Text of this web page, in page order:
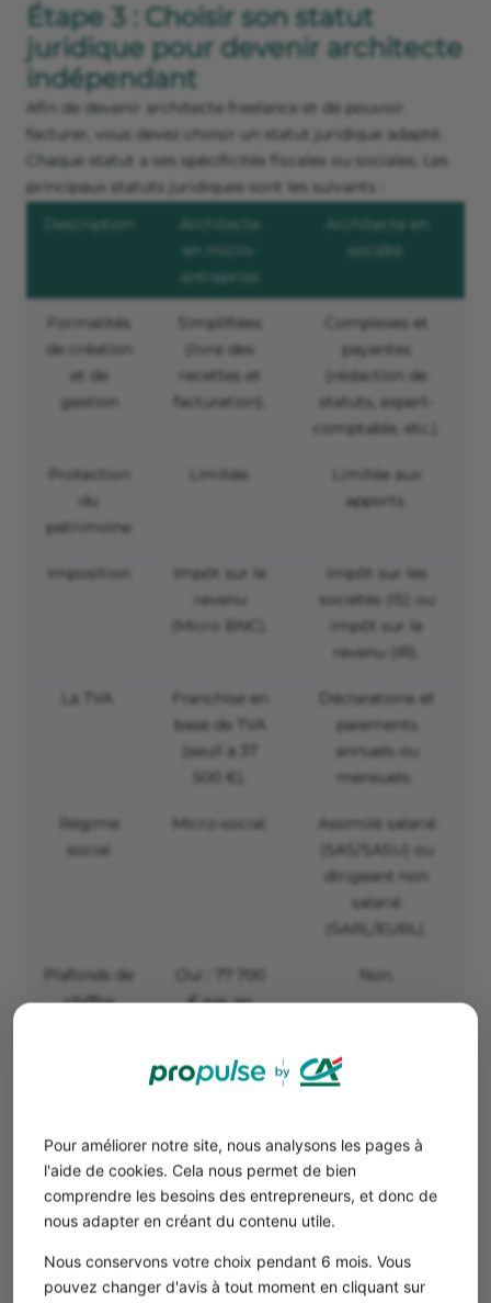
Pour améliorer notre site, nous analysons les pages à
l'aide de cookies. Cela nous permet de bien
comprendre les besoins des entrepreneurs, et donc de
nous adapter en créant du contenu utile.
Nous conservons votre choix pendant 6 mois. Vous
pouvez changer d'avis à tout moment en cliquant sur
Étape 3 : Choisir son statut
juridique pour devenir architecte
indépendant
Afin de devenir architecte freelance et de pouvoir
facturer, vous devez choisir un statut juridique adapté.
Chaque statut a ses spécificités fiscales ou sociales. Les
principaux statuts juridiques sont les suivants :
Description
Architecte
en micro-
entreprise
Architecte en
société
Formalités
de création
et de
gestion
Simplifiées
(livre des
recettes et
facturation).
Complexes et
payantes
(rédaction de
statuts, expert-
comptable, etc.).
Protection
du
patrimoine
Limitée.
Limitée aux
apports.
Imposition
Impôt sur le
revenu
(Micro BNC).
Impôt sur les
sociétés (IS) ou
impôt sur le
revenu (IR).
La TVA
Franchise en
base de TVA
(seuil à 37
500 €).
Déclarations et
paiements
annuels ou
mensuels.
Régime
social
Micro-social.
Assimilé salarié
(SAS/SASU) ou
dirigeant non
salarié
(SARL/EURL).
Plafonds de
chiffre
Oui : 77 700
€ par an
de services.
Non.
plusieurs avantages et quelques limites.
Statut simple à créer (en quelques clics sur le
Guichet unique de l’INPI).
24, 6 % du chiffre d’affaires (0 % en cas de CA nul).